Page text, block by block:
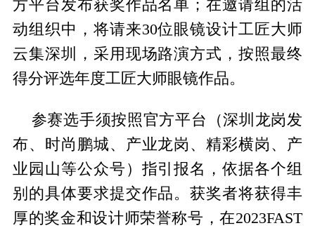
方平台发布获奖作品名单；在邀请组的活
动组织中，将请来30位眼镜设计工匠大师
云集深圳，采用现场路演方式，按照最终
得分评选年度工匠大师眼镜作品。
参赛选手须按照官方平台（深圳龙岗发
布、时尚鹏城、产业龙岗、精彩横岗、产
业园山等公众号）指引报名，依据各个组
别的具体要求提交作品。获奖者将获得丰
厚的奖金和设计师荣誉称号，在2023FAST